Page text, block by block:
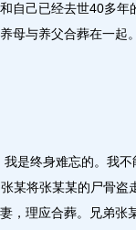
自己已经去世40多年
母与养父合葬在一起
是终身难忘的。我不
某将张某某的尸骨盗
，理应合葬。兄弟张